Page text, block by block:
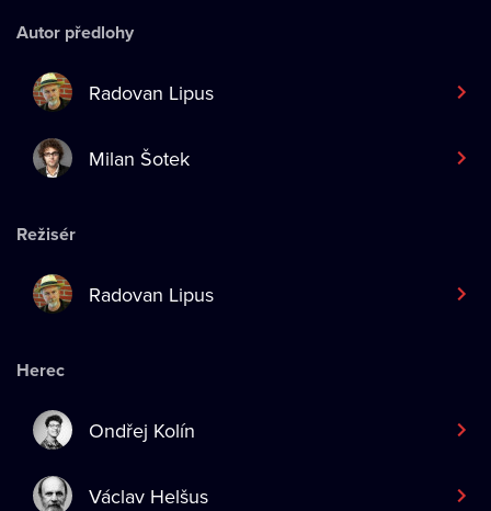
Autor předlohy
Radovan Lipus
Milan Šotek
Režisér
Radovan Lipus
Herec
Ondřej Kolín
Václav Helšus